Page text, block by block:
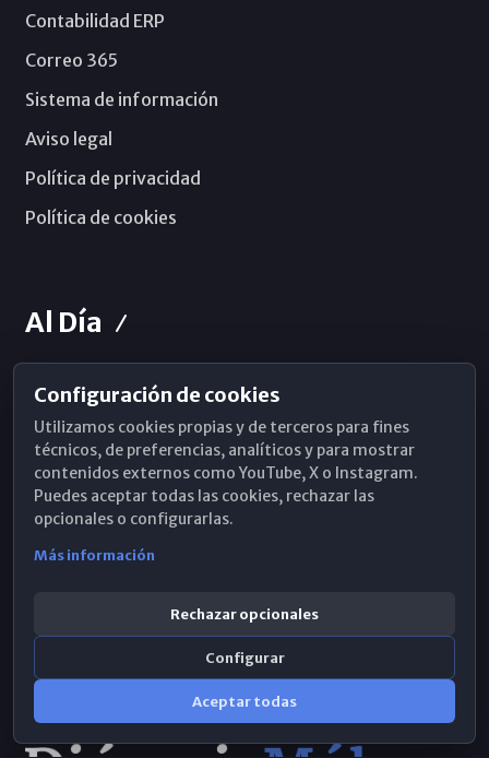
Contabilidad ERP
Correo 365
Sistema de información
Aviso legal
Política de privacidad
Política de cookies
Al Día
Horarios de Misa
Hemeroteca
WhatsApp
Configuración de cookies
Utilizamos cookies propias y de terceros para fines
técnicos, de preferencias, analíticos y para mostrar
contenidos externos como YouTube, X o Instagram.
Puedes aceptar todas las cookies, rechazar las
opcionales o configurarlas.
Más información
Rechazar opcionales
Configurar
Aceptar todas